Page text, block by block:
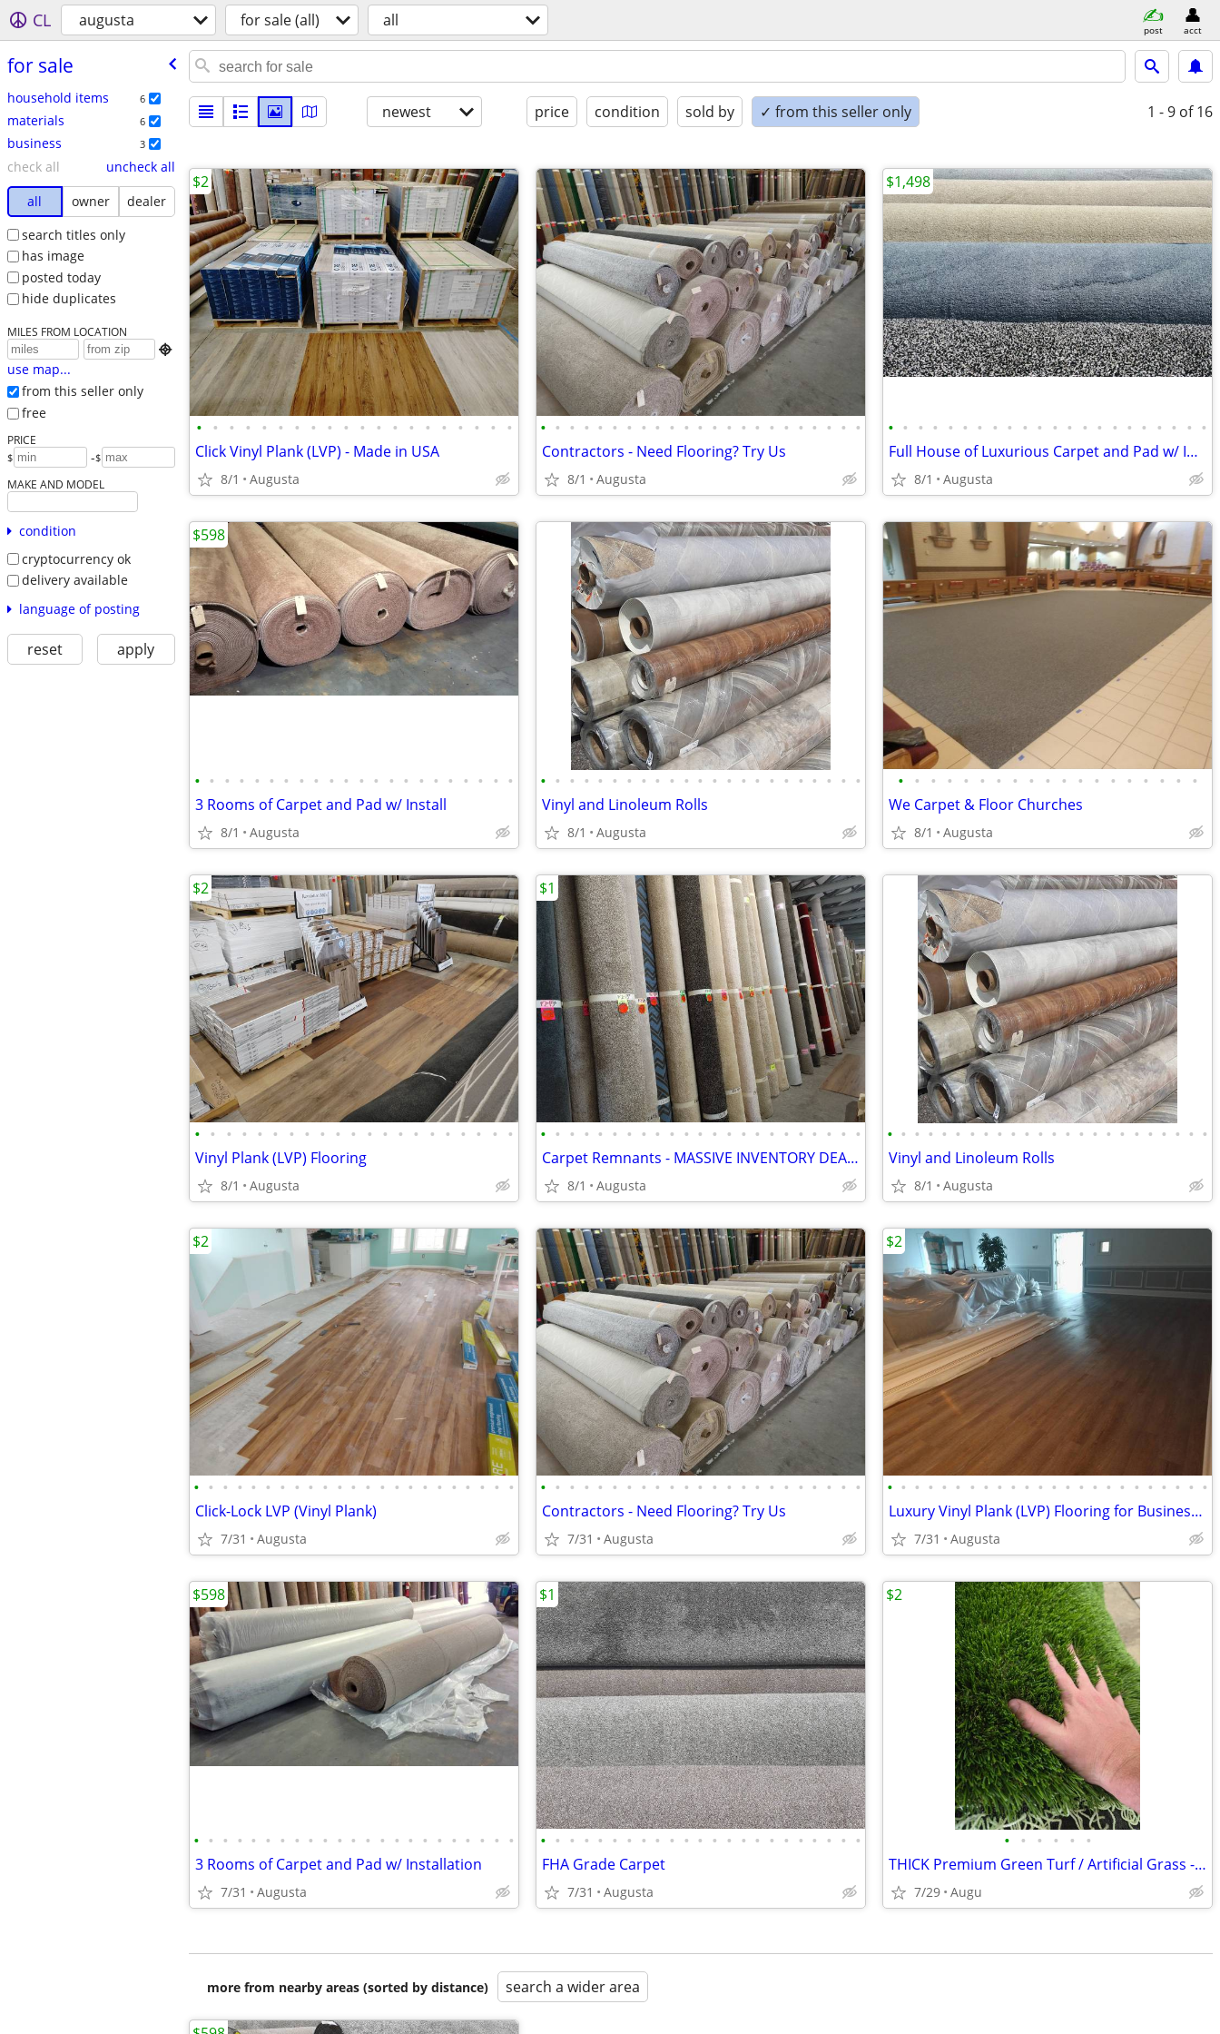
CL augusta for sale (all) all post acct
for sale
household items 6
materials 6
business 3
check all
uncheck all
all
owner
dealer
search titles only
has image
posted today
hide duplicates
MILES FROM LOCATION

use map...
from this seller only
free
PRICE
$ -$
MAKE AND MODEL
condition
cryptocurrency ok
delivery available
language of posting
reset apply
newest price condition sold by ✓ from this seller only 1 - 9 of 16
• • • • • • • • • • • • • • • • • • • •
Click Vinyl Plank (LVP) - Made in USA
8/1 Augusta
$2
• • • • • • • • • • • • • • • • • • • • • • •
Contractors - Need Flooring? Try Us
8/1 Augusta
• • • • • • • • • • • • • • • • • • • • • •
Full House of Luxurious Carpet and Pad w/ Install
8/1 Augusta
$1,498
• • • • • • • • • • • • • • • • • • • • • •
3 Rooms of Carpet and Pad w/ Install
8/1 Augusta
$598
• • • • • • • • • • • • • • • • • • • • • • •
Vinyl and Linoleum Rolls
8/1 Augusta
• • • • • • • • • • • • • • • • • • •
We Carpet & Floor Churches
8/1 Augusta
• • • • • • • • • • • • • • • • • • • • •
Vinyl Plank (LVP) Flooring
8/1 Augusta
$2
• • • • • • • • • • • • • • • • • • • • • • •
Carpet Remnants - MASSIVE INVENTORY DEALS
8/1 Augusta
$1
• • • • • • • • • • • • • • • • • • • • • • • •
Vinyl and Linoleum Rolls
8/1 Augusta
• • • • • • • • • • • • • • • • • • • • • • •
Click-Lock LVP (Vinyl Plank)
7/31 Augusta
$2
• • • • • • • • • • • • • • • • • • • • • • •
Contractors - Need Flooring? Try Us
7/31 Augusta
• • • • • • • • • • • • • • • • • • • • • • • •
Luxury Vinyl Plank (LVP) Flooring for Businesses and Commercial
7/31 Augusta
$2
• • • • • • • • • • • • • • • • • • • • • • •
3 Rooms of Carpet and Pad w/ Installation
7/31 Augusta
$598
• • • • • • • • • • • • • • • • • • • • • • •
FHA Grade Carpet
7/31 Augusta
$1
• • • • • •
THICK Premium Green Turf / Artificial Grass - *Below COST*
7/29 Augu
$2
more from nearby areas (sorted by distance) search a wider area